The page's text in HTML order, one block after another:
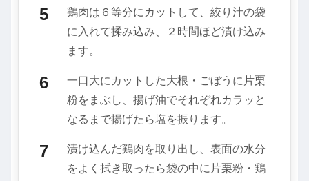
鶏肉は６等分にカットして、絞り汁の袋
に入れて揉み込み、２時間ほど漬け込み
ます。
一口大にカットした大根・ごぼうに片栗
粉をまぶし、揚げ油でそれぞれカラッと
なるまで揚げたら塩を振ります。
漬け込んだ鶏肉を取り出し、表面の水分
をよく拭き取ったら袋の中に片栗粉・鶏